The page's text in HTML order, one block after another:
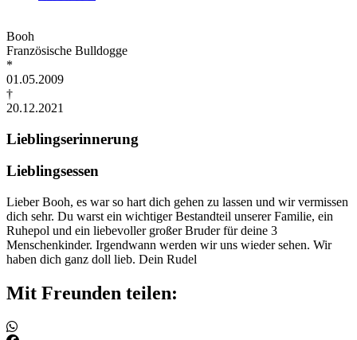
Booh
Französische Bulldogge
*
01.05.2009
†
20.12.2021
Lieblingserinnerung
Lieblingsessen
Lieber Booh, es war so hart dich gehen zu lassen und wir vermissen
dich sehr. Du warst ein wichtiger Bestandteil unserer Familie, ein
Ruhepol und ein liebevoller großer Bruder für deine 3
Menschenkinder. Irgendwann werden wir uns wieder sehen. Wir
haben dich ganz doll lieb. Dein Rudel
Mit Freunden teilen: